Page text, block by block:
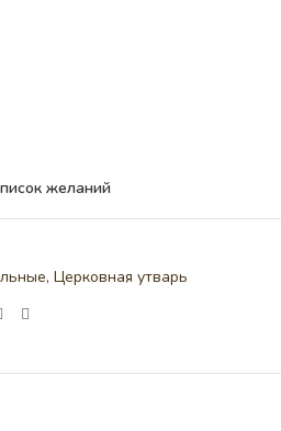
желаний
, Церковная утварь